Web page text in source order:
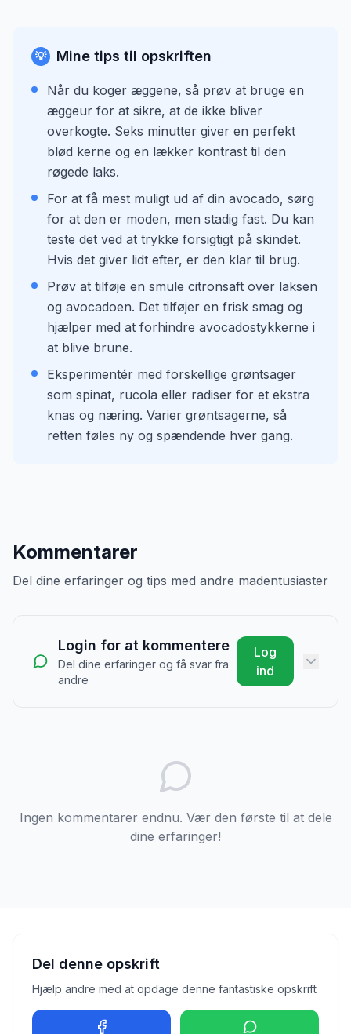
💡 Mine tips til opskriften
Når du koger æggene, så prøv at bruge en
æggeur for at sikre, at de ikke bliver
overkogte. Seks minutter giver en perfekt
blød kerne og en lækker kontrast til den
røgede laks.
For at få mest muligt ud af din avocado, sørg
for at den er moden, men stadig fast. Du kan
teste det ved at trykke forsigtigt på skindet.
Hvis det giver lidt efter, er den klar til brug.
Prøv at tilføje en smule citronsaft over laksen
og avocadoen. Det tilføjer en frisk smag og
hjælper med at forhindre avocadostykkerne i
at blive brune.
Eksperimentér med forskellige grøntsager
som spinat, rucola eller radiser for et ekstra
knas og næring. Varier grøntsagerne, så
retten føles ny og spændende hver gang.
Kommentarer
Del dine erfaringer og tips med andre madentusiaster
Login for at kommentere
Del dine erfaringer og få svar fra
andre
Log
ind
Ingen kommentarer endnu. Vær den første til at dele
dine erfaringer!
Del denne opskrift
Hjælp andre med at opdage denne fantastiske opskrift